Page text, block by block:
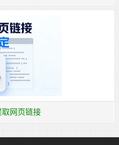
网页链接